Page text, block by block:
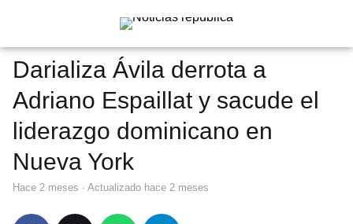
Darializa Ávila derrota a
Adriano Espaillat y sacude el
liderazgo dominicano en
Nueva York
hace 2 meses · Actualizado hace 2 meses